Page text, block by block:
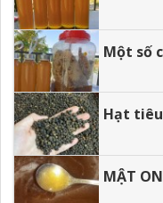
Hạt tiêu